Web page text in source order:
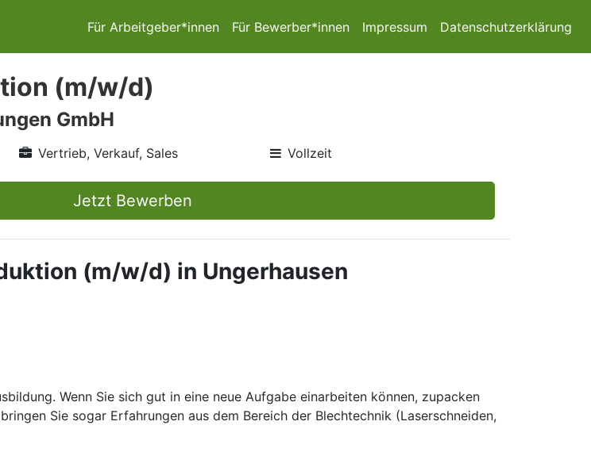
Für Arbeitgeber*innen Für Bewerber*innen Impressum Datenschutzerklärung
(m/w/d)
GmbH
Vertrieb, Verkauf, Sales Vollzeit
Jetzt Bewerben
(m/w/d) in Ungerhausen
Wenn Sie sich gut in eine neue Aufgabe einarbeiten können, zupacken
Sie sogar Erfahrungen aus dem Bereich der Blechtechnik (Laserschneiden,